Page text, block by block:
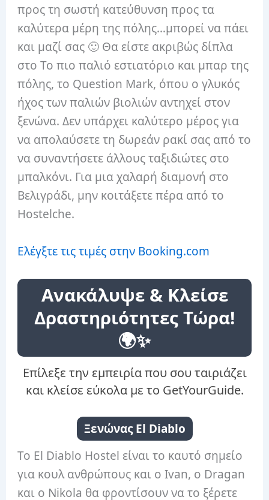
προς τη σωστή κατεύθυνση προς τα
καλύτερα μέρη της πόλης…μπορεί να πάει
και μαζί σας 🙂 Θα είστε ακριβώς δίπλα
στο Το πιο παλιό εστιατόριο και μπαρ της
πόλης, το Question Mark, όπου ο γλυκός
ήχος των παλιών βιολιών αντηχεί στον
ξενώνα. Δεν υπάρχει καλύτερο μέρος για
να απολαύσετε τη δωρεάν ρακί σας από το
να συναντήσετε άλλους ταξιδιώτες στο
μπαλκόνι. Για μια χαλαρή διαμονή στο
Βελιγράδι, μην κοιτάξετε πέρα ​​από το
Hostelche.
Ελέγξτε τις τιμές στην Booking.com
Ανακάλυψε & Κλείσε
Δραστηριότητες Τώρα!
🌍✨
Επίλεξε την εμπειρία που σου ταιριάζει
και κλείσε εύκολα με το GetYourGuide.
Ξενώνας El Diablo
Το El Diablo Hostel είναι το καυτό σημείο
για κουλ ανθρώπους και ο Ivan, ο Dragan
και ο Nikola θα φροντίσουν να το ξέρετε